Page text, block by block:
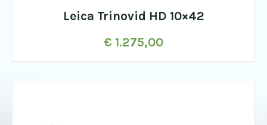
Leica Trinovid HD 10×42
€ 1.275,00